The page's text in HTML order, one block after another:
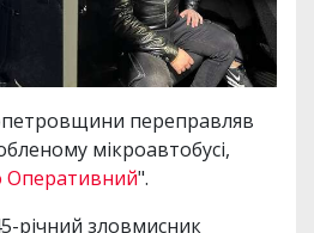
переправляв
мікроавтобусі,
Оперативний".
річний зловмисник